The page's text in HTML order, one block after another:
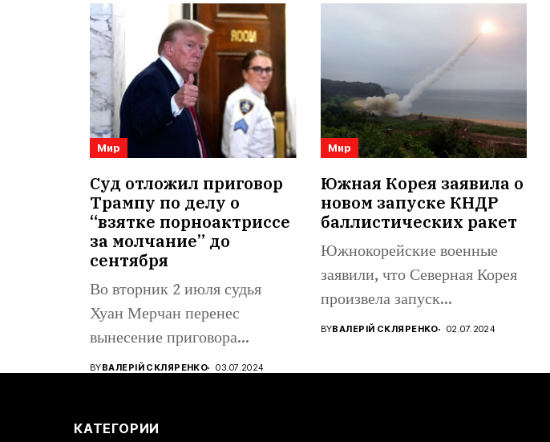
Мир
Суд отложил приговор
Трампу по делу о
“взятке порноактриссе
за молчание” до
сентября
Во вторник 2 июля судья
Хуан Мерчан перенес
вынесение приговора
кандидату в...
BYВАЛЕРІЙ СКЛЯРЕНКО 03.07.2024
Мир
Южная Корея заявила о
новом запуске КНДР
баллистических ракет
Южнокорейские военные
заявили, что Северная Корея
произвела запуск
баллистической ракеты в
BYВАЛЕРІЙ СКЛЯРЕНКО 02.07.2024
КАТЕГОРИИ